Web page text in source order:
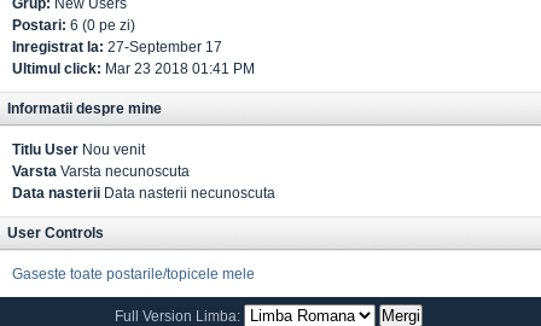
Grup: New Users
Postari: 6 (0 pe zi)
Inregistrat la: 27-September 17
Ultimul click: Mar 23 2018 01:41 PM
Informatii despre mine
Titlu User Nou venit
Varsta Varsta necunoscuta
Data nasterii Data nasterii necunoscuta
User Controls
Gaseste toate postarile/topicele mele
Full Version Limba: